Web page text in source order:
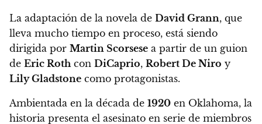
La adaptación de la novela de David Grann, que
lleva mucho tiempo en proceso, está siendo
dirigida por Martin Scorsese a partir de un guion
de Eric Roth con DiCaprio, Robert De Niro y
Lily Gladstone como protagonistas.
Ambientada en la década de 1920 en Oklahoma, la
historia presenta el asesinato en serie de miembros